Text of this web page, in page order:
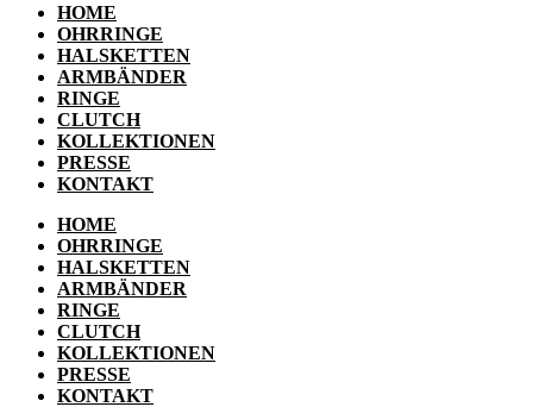
HOME
OHRRINGE
HALSKETTEN
ARMBÄNDER
RINGE
CLUTCH
KOLLEKTIONEN
PRESSE
KONTAKT
HOME
OHRRINGE
HALSKETTEN
ARMBÄNDER
RINGE
CLUTCH
KOLLEKTIONEN
PRESSE
KONTAKT